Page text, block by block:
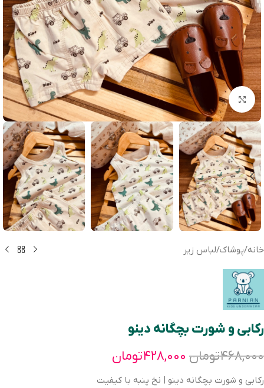
بزرگنمایی تصویر
خانه/پوشاک/لباس زیر
رکابی و شورت بچگانه دینو
۴۶۸,۰۰۰تومان ۴۲۸,۰۰۰تومان
رکابی و شورت بچگانه دینو | نخ پنبه با کیفیت